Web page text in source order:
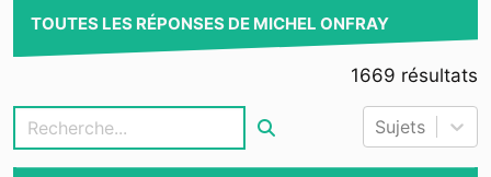
TOUTES LES RÉPONSES DE MICHEL ONFRAY
1669 résultats
Sujets